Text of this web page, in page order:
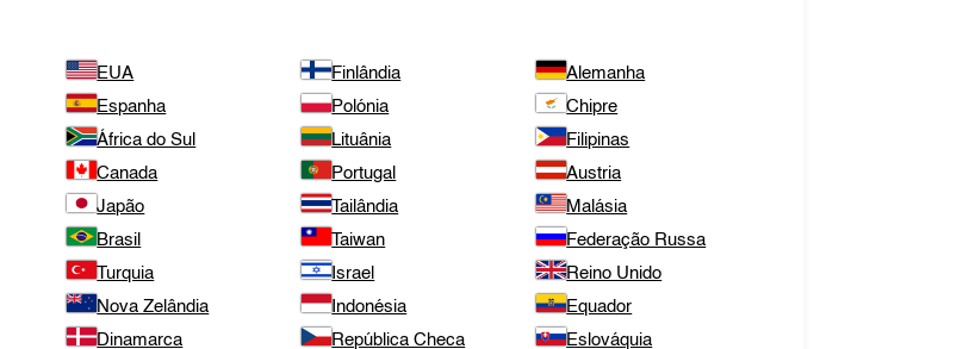
EUA Finlândia
Alemanha
Espanha Polónia
Chipre
África do Sul Lituânia
Filipinas
Canada Portugal
Austria
Japão Tailândia
Malásia
Brasil Taiwan
Federação Russa
Turquia Israel
Reino Unido
Nova Zelândia Indonésia
Equador
Dinamarca República Checa Eslováquia